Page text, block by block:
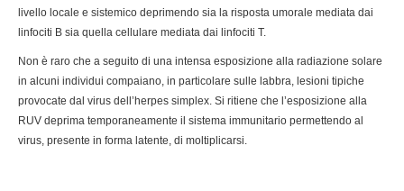
livello locale e sistemico deprimendo sia la risposta umorale mediata dai
linfociti B sia quella cellulare mediata dai linfociti T.
Non è raro che a seguito di una intensa esposizione alla radiazione solare
in alcuni individui compaiano, in particolare sulle labbra, lesioni tipiche
provocate dal virus dell’herpes simplex. Si ritiene che l’esposizione alla
RUV deprima temporaneamente il sistema immunitario permettendo al
virus, presente in forma latente, di moltiplicarsi.